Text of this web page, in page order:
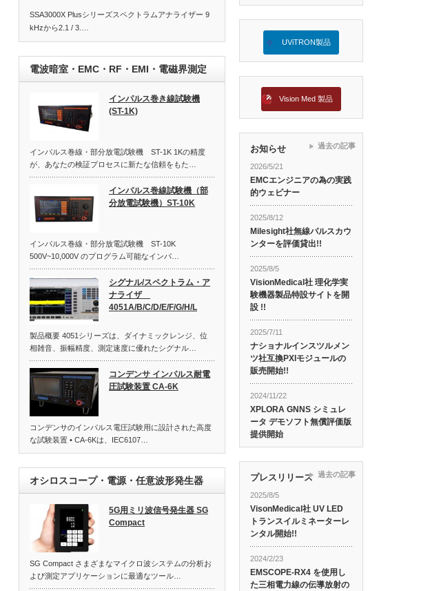
SSA3000X Plusシリーズスペクトラムアナライザー 9
kHzから2.1 / 3.…
電波暗室・EMC・RF・EMI・電磁界測定
インパルス巻き線試験機
(ST-1K)
インパルス巻線・部分放電試験機 ST-1K 1Kの精度
が、あなたの検証プロセスに新たな信頼をもた…
インパルス巻線試験機（部
分放電試験機）ST-10K
インパルス巻線・部分放電試験機 ST-10K
500V~10,000V のプログラム可能なインパ…
シグナル/スペクトラム・ア
ナライザ
4051A/B/C/D/E/F/G/H/L
製品概要 4051シリーズは、ダイナミックレンジ、位
相雑音、振幅精度、測定速度に優れたシグナル…
コンデンサ インパルス耐電
圧試験装置 CA-6K
コンデンサのインパルス電圧試験用に設計された高度
な試験装置 • CA-6Kは、IEC6107…
オシロスコープ・電源・任意波形発生器
5G用ミリ波信号発生器 SG
Compact
SG Compact さまざまなマイクロ波システムの分析お
よび測定アプリケーションに最適なツール…
UViTRON製品
Vision Med 製品
お知らせ
2026/5/21
EMCエンジニアの為の実践
的ウェビナー
2025/8/12
Milesight社無線パルスカウ
ンターを評価貸出!!
2025/8/5
VisionMedical社 理化学実
験機器製品特設サイトを開
設 !!
2025/7/11
ナショナルインスツルメン
ツ社互換PXIモジュールの
販売開始!!
2024/11/22
XPLORA GNNS シミュレ
ータ デモソフト無償評価版
提供開始
過去の記事
プレスリリース
2025/8/5
VisonMedical社 UV LED
トランスイルミネーターレ
ンタル開始!!
2024/2/23
EMSCOPE-RX4 を使用し
た三相電力線の伝導放射の
過去の記事